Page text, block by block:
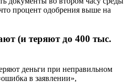
процент одобрения выше на
(и теряют до 400 тыс.
деньги при неправильном
в заявлении»,